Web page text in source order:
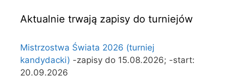
Aktualnie trwają zapisy do turniejów
Mistrzostwa Świata 2026 (turniej
kandydacki) -zapisy do 15.08.2026; -start:
20.09.2026